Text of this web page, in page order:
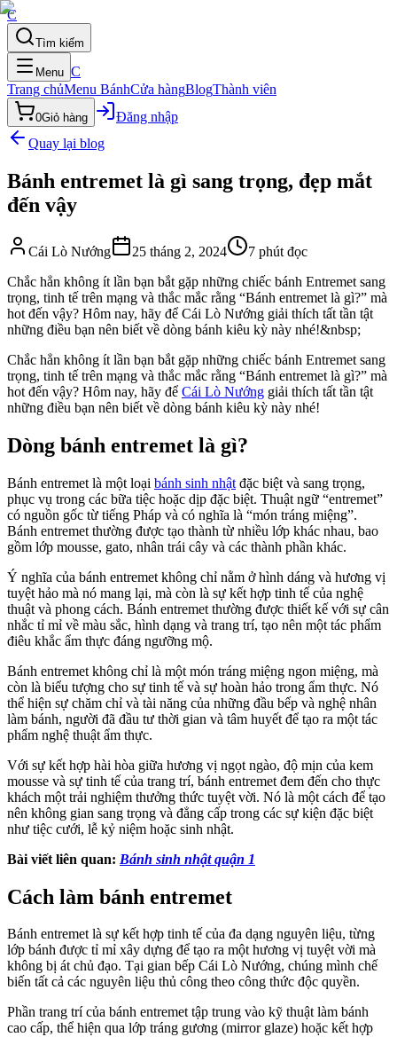
C
Tìm kiếm
Menu C
Trang chủMenu BánhCửa hàngBlogThành viên
0Giỏ hàng
Đăng nhập
Quay lại blog
Bánh entremet là gì sang trọng, đẹp mắt
đến vậy
Cái Lò Nướng 25 tháng 2, 2024 7 phút đọc
Chắc hẳn không ít lần bạn bắt gặp những chiếc bánh Entremet sang
trọng, tinh tế trên mạng và thắc mắc rằng “Bánh entremet là gì?” mà
hot đến vậy? Hôm nay, hãy để Cái Lò Nướng giải thích tất tần tật
những điều bạn nên biết về dòng bánh kiêu kỳ này nhé!&nbsp;
Chắc hẳn không ít lần bạn bắt gặp những chiếc bánh Entremet sang
trọng, tinh tế trên mạng và thắc mắc rằng “Bánh entremet là gì?” mà
hot đến vậy? Hôm nay, hãy để Cái Lò Nướng giải thích tất tần tật
những điều bạn nên biết về dòng bánh kiêu kỳ này nhé!
Dòng bánh entremet là gì?
Bánh entremet là một loại bánh sinh nhật đặc biệt và sang trọng,
phục vụ trong các bữa tiệc hoặc dịp đặc biệt. Thuật ngữ “entremet”
có nguồn gốc từ tiếng Pháp và có nghĩa là “món tráng miệng”.
Bánh entremet thường được tạo thành từ nhiều lớp khác nhau, bao
gồm lớp mousse, gato, nhân trái cây và các thành phần khác.
Ý nghĩa của bánh entremet không chỉ nằm ở hình dáng và hương vị
tuyệt hảo mà nó mang lại, mà còn là sự kết hợp tinh tế của nghệ
thuật và phong cách. Bánh entremet thường được thiết kế với sự cân
nhắc tỉ mỉ về màu sắc, hình dạng và trang trí, tạo nên một tác phẩm
điêu khắc ẩm thực đáng ngưỡng mộ.
Bánh entremet không chỉ là một món tráng miệng ngon miệng, mà
còn là biểu tượng cho sự tinh tế và sự hoàn hảo trong ẩm thực. Nó
thể hiện sự chăm chỉ và tài năng của những đầu bếp và nghệ nhân
làm bánh, người đã đầu tư thời gian và tâm huyết để tạo ra một tác
phẩm nghệ thuật ẩm thực.
Với sự kết hợp hài hòa giữa hương vị ngọt ngào, độ mịn của kem
mousse và sự tinh tế của trang trí, bánh entremet đem đến cho thực
khách một trải nghiệm thưởng thức tuyệt vời. Nó là một cách để tạo
nên không gian sang trọng và đẳng cấp trong các sự kiện đặc biệt
như tiệc cưới, lễ kỷ niệm hoặc sinh nhật.
Bài viết liên quan: Bánh sinh nhật quận 1
Cách làm bánh entremet
Bánh entremet là sự kết hợp tinh tế của đa dạng nguyên liệu, từng
lớp bánh được tỉ mỉ xây dựng để tạo ra một hương vị tuyệt vời mà
không bị át chủ đạo. Tại gian bếp Cái Lò Nướng, chúng mình chế
biến tất cả các nguyên liệu thủ công theo công thức độc quyền.
Phần trang trí của bánh entremet tập trung vào kỹ thuật làm bánh
cao cấp, thể hiện qua lớp tráng gương (mirror glaze) hoặc kết hợp